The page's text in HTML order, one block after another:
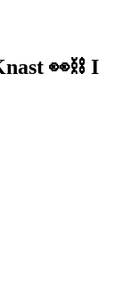
👀⛓️ I